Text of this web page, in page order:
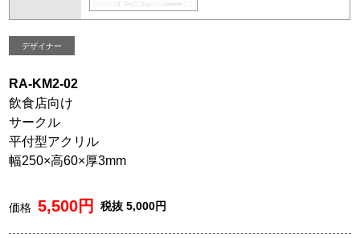
デザイナー
RA-KM2-02
飲食店向け
サークル
平付型アクリル
幅250×高60×厚3mm
価格5,500円 税抜 5,000円